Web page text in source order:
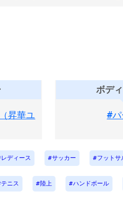
昇華ユ
ボデ
#
レディース サッカー フットサ
テニス 陸上 ハンドボール